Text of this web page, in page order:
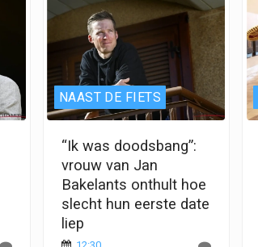
NAAST DE FIETS
“Ik was doodsbang”:
vrouw van Jan
Bakelants onthult hoe
slecht hun eerste date
liep